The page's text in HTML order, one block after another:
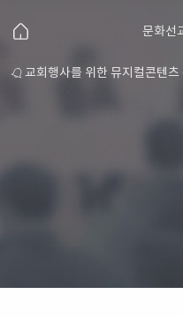
문화선
교회행사를 위한 뮤지컬콘텐츠